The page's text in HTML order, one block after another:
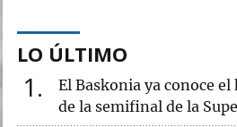
LO ÚLTIMO
1
El Baskonia ya conoce
de la semifinal de la